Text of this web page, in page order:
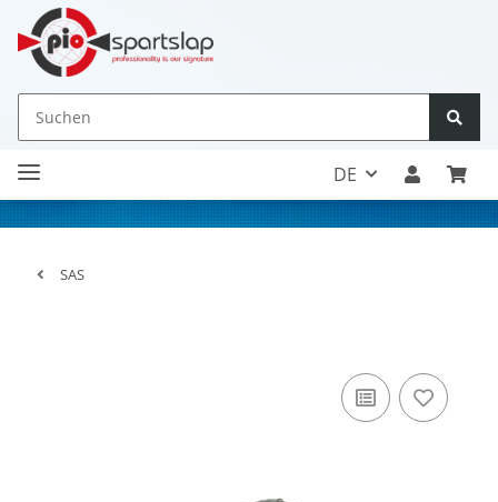
DE
SAS